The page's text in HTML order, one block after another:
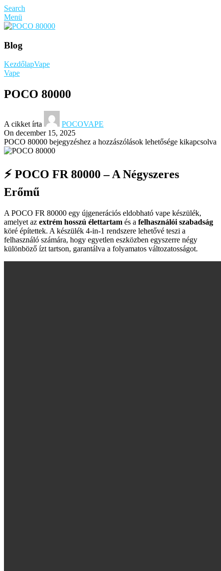
Search
Menü
Blog
KezdőlapVape
Vape
POCO 80000
A cikket írta
POCOVAPE
On december 15, 2025
POCO 80000 bejegyzéshez a hozzászólások lehetősége kikapcsolva
⚡ POCO FR 80000 – A Négyszeres
Erőmű
A POCO FR 80000 egy újgenerációs eldobható vape készülék,
amelyet az extrém hosszú élettartam és a felhasználói szabadság
köré építettek. A készülék 4-in-1 rendszere lehetővé teszi a
felhasználó számára, hogy egyetlen eszközben egyszerre négy
különböző ízt tartson, garantálva a folyamatos változatosságot.